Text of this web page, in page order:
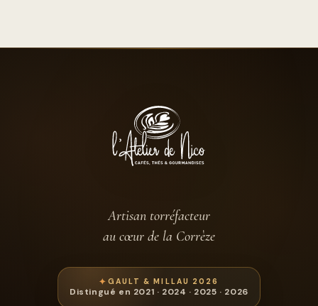
Artisan torréfacteur
au cœur de la Corrèze
GAULT & MILLAU 2026
Distingué en 2021 · 2024 · 2025 · 2026